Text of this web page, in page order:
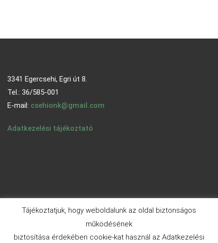
3341 Egercsehi, Egri út 8.
Tel.: 36/585-001
E-mail: csehionk@gmail.com
Adatkezelési tájékoztató
Tájékoztatjuk, hogy weboldalunk az oldal biztonságos
működésének
biztosítása érdekében cookie-kat használ az Adatkezelési